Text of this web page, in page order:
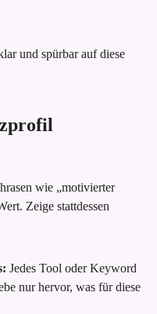
und spürbar auf diese
wie „motivierter
Zeige stattdessen
Jedes Tool oder Keyword
nur hervor, was für diese